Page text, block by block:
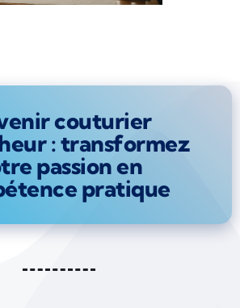
couturier
: transformez
passion en
pratique